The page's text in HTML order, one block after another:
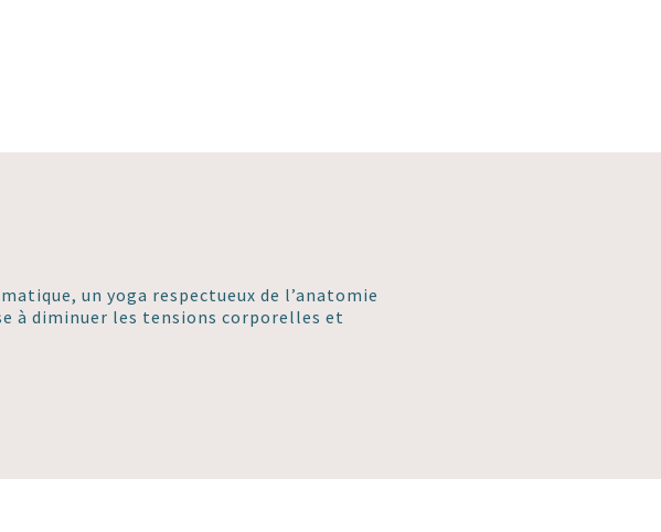
un yoga respectueux de l’anatomie
à diminuer les tensions corporelles et